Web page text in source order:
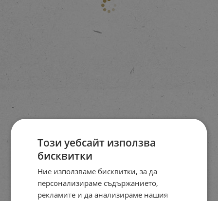
Този уебсайт използва
бисквитки
Ние използваме бисквитки, за да
персонализираме съдържанието,
рекламите и да анализираме нашия